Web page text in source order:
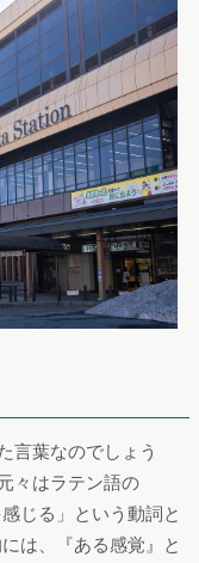
言葉なのでしょう
々はラテン語の
じる」という動詞と
は、『ある感覚』と